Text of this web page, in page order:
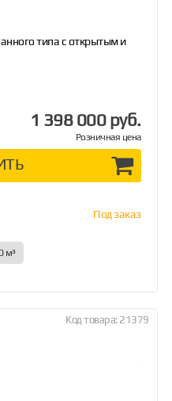
типа с открытым и
1 398 000 руб.
Розничная цена
Под заказ
м³
Код товара: 21379